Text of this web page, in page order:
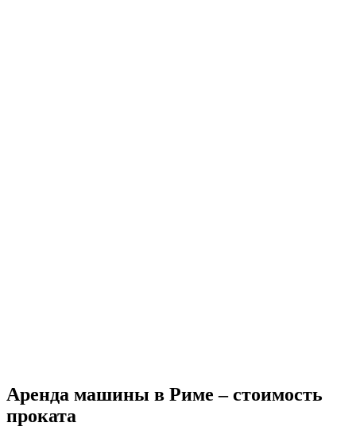
Аренда машины в Риме – стоимость
проката